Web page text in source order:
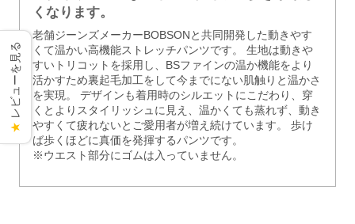
くなります。
老舗ジーンズメーカーBOBSONと共同開発した動きやす
くて温かい高機能ストレッチパンツです。 生地は動きや
すいトリコットを採用し、BSファインの温か機能をより
活かすため裏起毛加工をして今までにない肌触りと温かさ
を実現。 デザインも着用時のシルエットにこだわり、穿
くとよりスタイリッシュに見え、温かくても蒸れず、動き
やすくて疲れないとご愛用者が増え続けています。 歩け
ば歩くほどに真価を発揮するパンツです。
※ウエスト部分にゴムは入っていません。
★
レビューを見る